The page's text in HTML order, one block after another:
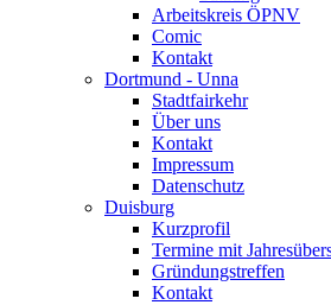
Arbeitskreis ÖPNV
Comic
Kontakt
Dortmund - Unna
Stadtfairkehr
Über uns
Kontakt
Impressum
Datenschutz
Duisburg
Kurzprofil
Termine mit
Gründungstreffen
Kontakt